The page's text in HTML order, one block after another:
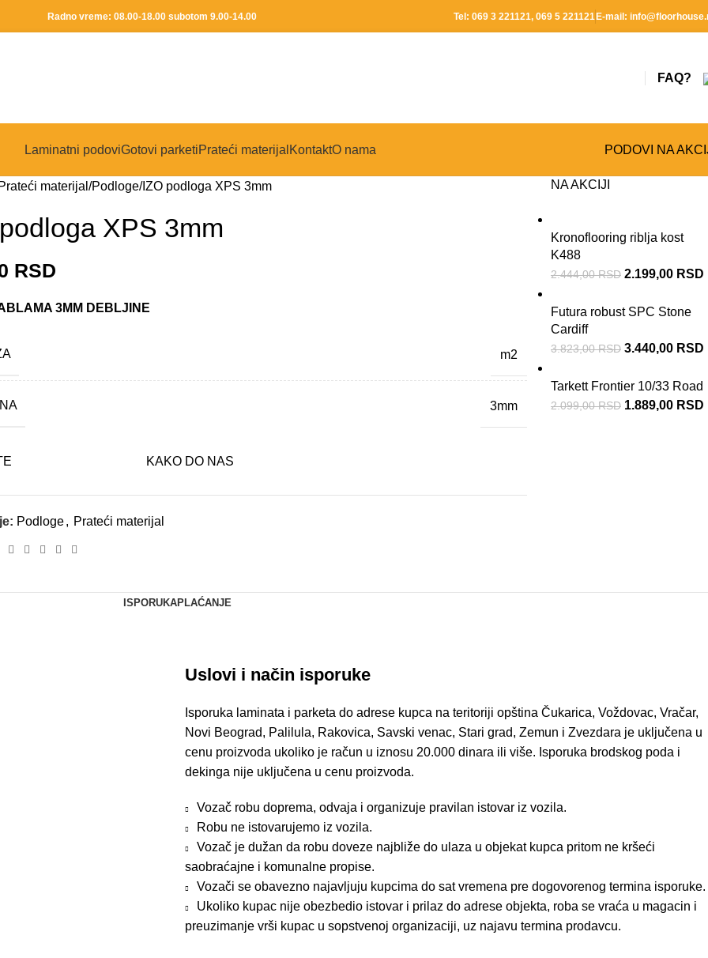
Radno vreme: 08.00-18.00 subotom 9.00-14.00 Tel: 069 3 221121, 069 5 221121E-mail:
FAQ?
Laminatni podoviGotovi parketiPrateći materijal KontaktO nama PODOVI NA
materijal Podloge IZO podloga XPS 3mm
XPS 3mm
RSD
3MM DEBLJINE
m2
3mm
KAKO DO NAS
Podloge, Prateći materijal
NA AKCIJI
Kronoflooring riblja kost
K488
2.444,00RSD 2.199,00 RSD
Futura robust SPC Stone
Cardiff
3.823,00RSD 3.440,00 RSD
Tarkett Frontier 10/33 Road
2.099,00RSD 1.889,00 RSD
ISPORUKAPLAĆANJE
Uslovi i način isporuke
Isporuka laminata i parketa do adrese kupca na teritoriji opština Čukarica, Voždovac, Vračar,
Novi Beograd, Palilula, Rakovica, Savski venac, Stari grad, Zemun i Zvezdara je uključena u
cenu proizvoda ukoliko je račun u iznosu 20.000 dinara ili više. Isporuka brodskog poda i
dekinga nije uključena u cenu proizvoda.
Vozač robu doprema, odvaja i organizuje pravilan istovar iz vozila.
Robu ne istovarujemo iz vozila.
Vozač je dužan da robu doveze najbliže do ulaza u objekat kupca pritom ne kršeći
saobraćajne i komunalne propise.
Vozači se obavezno najavljuju kupcima do sat vremena pre dogovorenog termina isporuke.
Ukoliko kupac nije obezbedio istovar i prilaz do adrese objekta, roba se vraća u magacin i
preuzimanje vrši kupac u sopstvenoj organizaciji, uz najavu termina prodavcu.